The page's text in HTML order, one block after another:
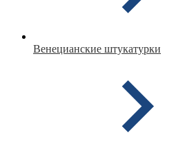
Венецианские штукатурки